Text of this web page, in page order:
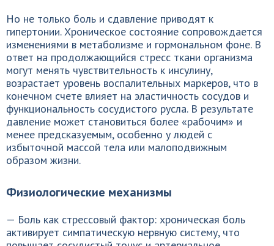
Но не только боль и сдавление приводят к
гипертонии. Хроническое состояние сопровождается
изменениями в метаболизме и гормональном фоне. В
ответ на продолжающийся стресс ткани организма
могут менять чувствительность к инсулину,
возрастает уровень воспалительных маркеров, что в
конечном счете влияет на эластичность сосудов и
функциональность сосудистого русла. В результате
давление может становиться более «рабочим» и
менее предсказуемым, особенно у людей с
избыточной массой тела или малоподвижным
образом жизни.
Физиологические механизмы
— Боль как стрессовый фактор: хроническая боль
активирует симпатическую нервную систему, что